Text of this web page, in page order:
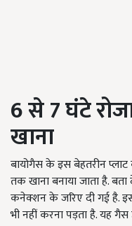
6से7घंटे
खाना
बायोगैस के इस बेहतरीन
तक खाना बनाया जाता है.
कनेक्शन के जरिए दी गई है.
भी नहीं करना पड़ता है. यह